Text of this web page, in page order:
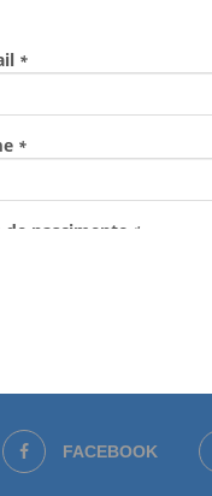
FACEBOOK